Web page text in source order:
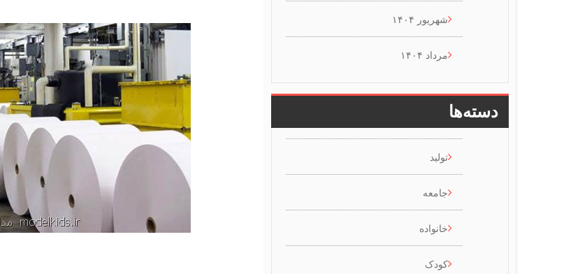
شهریور ۱۴۰۴
مرداد ۱۴۰۴
دسته‌ها
تولید
جامعه
خانواده
کودک